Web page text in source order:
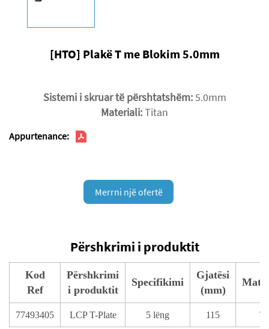
[HTO] Plakë T me Blokim 5.0mm
Sistemi i skruar të përshtatshëm:5.0mm
Materiali:Titan
Appurtenance:
Merrni një ofertë
Përshkrimi i produktit
Kod
Ref
Përshkrimi
i produktit
Specifikimi
Gjatësi
(mm)
77493405 LCP T-Plate 5 lëng 115 T